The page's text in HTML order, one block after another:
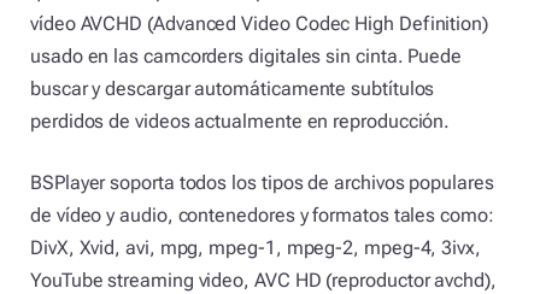
vídeo AVCHD (Advanced Video Codec High Definition)
usado en las camcorders digitales sin cinta. Puede
buscar y descargar automáticamente subtítulos
perdidos de videos actualmente en reproducción.
BSPlayer soporta todos los tipos de archivos populares
de vídeo y audio, contenedores y formatos tales como:
DivX, Xvid, avi, mpg, mpeg-1, mpeg-2, mpeg-4, 3ivx,
YouTube streaming video, AVC HD (reproductor avchd),